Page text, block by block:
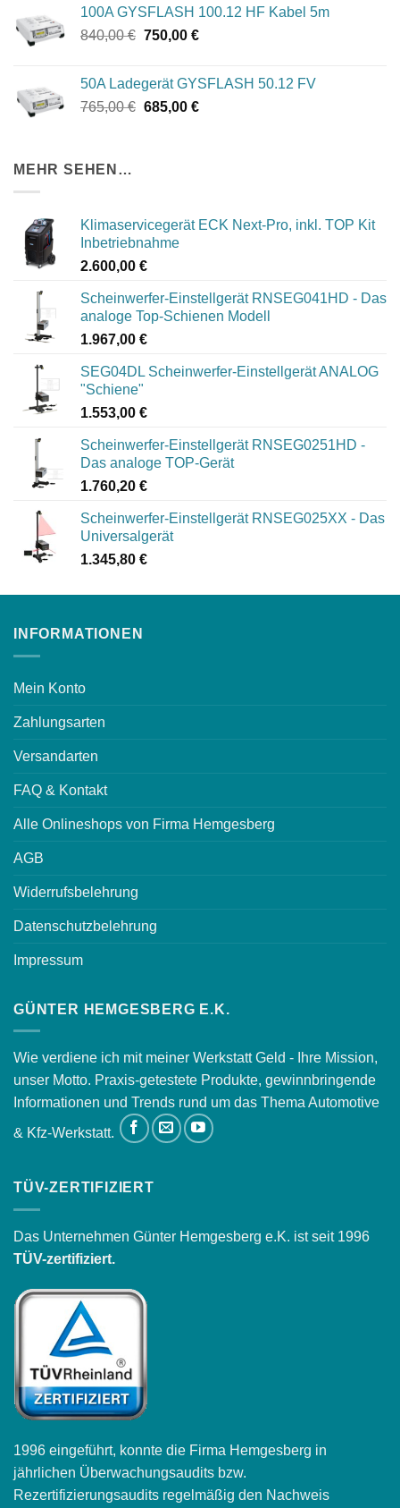
100A GYSFLASH 100.12 HF Kabel 5m
840,00€ Ursprünglicher
840,00 €
750,00 €Aktueller
750,00 €.
50A Ladegerät GYSFLASH 50.12 FV
765,00€ Ursprünglicher
685,00 €Aktueller
MEHR SEHEN…
Klimaservicegerät ECK Next-Pro, inkl. TOP Kit
Inbetriebnahme
2.600,00 €
Scheinwerfer-Einstellgerät RNSEG041HD - Das
analoge Top-Schienen Modell
1.967,00 €
SEG04DL Scheinwerfer-Einstellgerät ANALOG
"Schiene"
1.553,00 €
Scheinwerfer-Einstellgerät RNSEG0251HD -
Das analoge TOP-Gerät
1.760,20 €
Scheinwerfer-Einstellgerät RNSEG025XX - Das
Universalgerät
1.345,80 €
INFORMATIONEN
Mein Konto
Zahlungsarten
Versandarten
FAQ & Kontakt
Alle Onlineshops von Firma Hemgesberg
AGB
Widerrufsbelehrung
Datenschutzbelehrung
Impressum
GÜNTER HEMGESBERG E.K.
Wie verdiene ich mit meiner Werkstatt Geld - Ihre Mission,
unser Motto. Praxis-getestete Produkte, gewinnbringende
Informationen und Trends rund um das Thema Automotive
& Kfz-Werkstatt.
TÜV-ZERTIFIZIERT
Das Unternehmen Günter Hemgesberg e.K. ist seit 1996
TÜV-zertifiziert.
1996 eingeführt, konnte die Firma Hemgesberg in
jährlichen Überwachungsaudits bzw.
Rezertifizierungsaudits regelmäßig den Nachweis